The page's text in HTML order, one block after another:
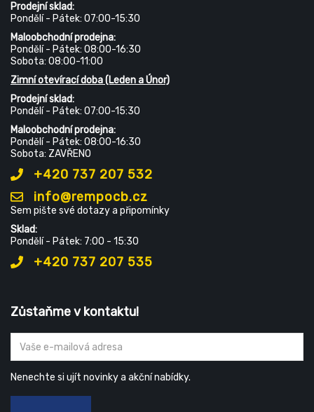
Prodejní sklad:
Pondělí - Pátek: 07:00-15:30
Maloobchodní prodejna:
Pondělí - Pátek: 08:00-16:30
Sobota: 08:00-11:00
Zimní otevírací doba (Leden a Únor)
Prodejní sklad:
Pondělí - Pátek: 07:00-15:30
Maloobchodní prodejna:
Pondělí - Pátek: 08:00-16:30
Sobota: ZAVŘENO
+420 737 207 532
info@rempocb.cz
Sem pište své dotazy a připomínky
Sklad:
Pondělí - Pátek: 7:00 - 15:30
+420 737 207 535
Zůstaňme v kontaktu!
Nenechte si ujít novinky a akční nabídky.